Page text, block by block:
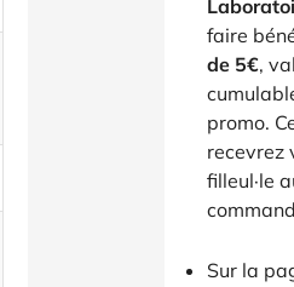
faire
de 5€,
promo.
recevrez
filleul·le
Sur la